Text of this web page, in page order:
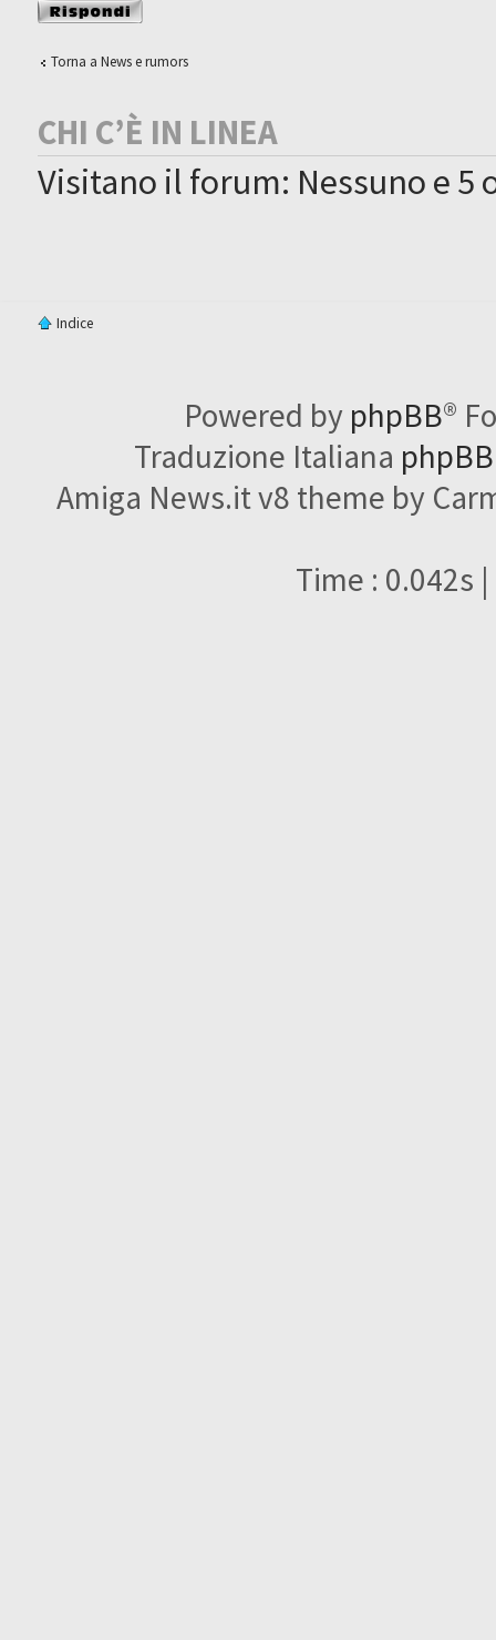
Rispondi al
messaggio
Torna a News e rumors
CHI C’È IN LINEA
Visitano il forum: Nessuno e 5
Indice
Powered by phpBB®
Traduzione Italiana
Amiga News.it v8 theme by
Time : 0.042s